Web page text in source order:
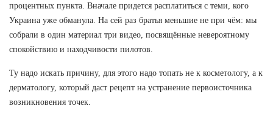
процентных пункта. Вначале придется расплатиться с теми, кого
Украина уже обманула. На сей раз братья меньшие не при чём: мы
собрали в один материал три видео, посвящённые невероятному
спокойствию и находчивости пилотов.
Ту надо искать причину, для этого надо топать не к косметологу, а к
дерматологу, который даст рецепт на устранение первоисточника
возникновения точек.